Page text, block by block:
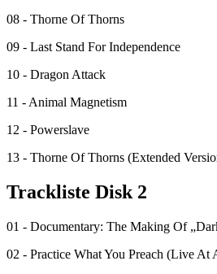
08 - Thorne Of Thorns
09 - Last Stand For Independence
10 - Dragon Attack
11 - Animal Magnetism
12 - Powerslave
13 - Thorne Of Thorns (Extended
Trackliste Disk 2
01 - Documentary: The Making Of
02 - Practice What You Preach (Live At